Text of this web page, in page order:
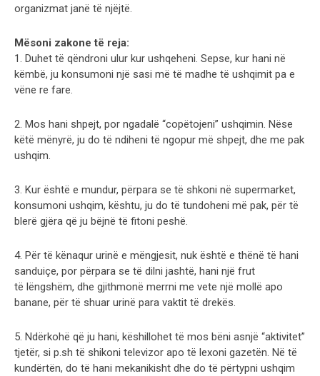
organizmat janë të njëjtë.
Mësoni zakone të reja:
1. Duhet të qëndroni ulur kur ushqeheni. Sepse, kur hani në
këmbë, ju konsumoni një sasi më të madhe të ushqimit pa e
vëne re fare.
2. Mos hani shpejt, por ngadalë “copëtojeni” ushqimin. Nëse
këtë mënyrë, ju do të ndiheni të ngopur më shpejt, dhe me pak
ushqim.
3. Kur është e mundur, përpara se të shkoni në supermarket,
konsumoni ushqim, kështu, ju do të tundoheni më pak, për të
blerë gjëra që ju bëjnë të fitoni peshë.
4. Për të kënaqur urinë e mëngjesit, nuk është e thënë të hani
sanduiçe, por përpara se të dilni jashtë, hani një frut
të lëngshëm, dhe gjithmonë merrni me vete një mollë apo
banane, për të shuar urinë para vaktit të drekës.
5. Ndërkohë që ju hani, këshillohet të mos bëni asnjë “aktivitet”
tjetër, si p.sh të shikoni televizor apo të lexoni gazetën. Në të
kundërtën, do të hani mekanikisht dhe do të përtypni ushqim